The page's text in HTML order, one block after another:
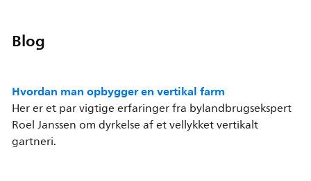
Blog
Hvordan man opbygger en vertikal farm
Her er et par vigtige erfaringer fra bylandbrugsekspert
Roel Janssen om dyrkelse af et vellykket vertikalt
gartneri.